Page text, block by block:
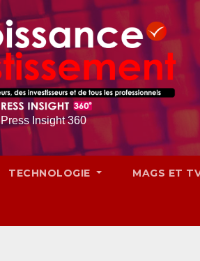
Press Insight 360
TECHNOLOGIE MAGS ET